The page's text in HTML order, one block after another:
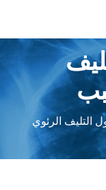
التليف الرئوي